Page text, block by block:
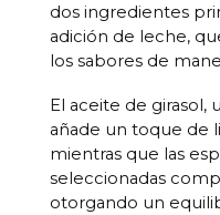
dos ingredientes
adición de leche,
los sabores de
El aceite de girasol,
añade un toque de
mientras que las
seleccionadas
otorgando un